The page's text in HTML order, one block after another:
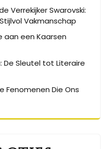
Verrekijker Swarovski:
Vakmanschap
aan een Kaarsen
De Sleutel tot Literaire
Fenomenen Die Ons